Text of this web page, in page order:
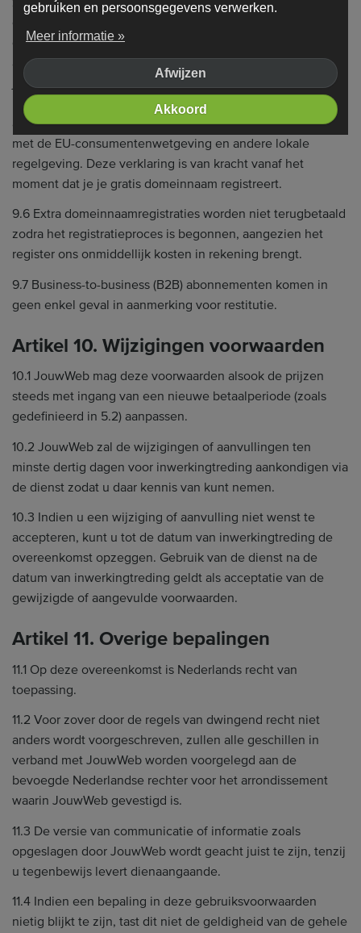
domeinnaam te registreren als onderdeel van je
abonnement of een eigen domeinnaam te koppelen, erken
je en ga je ermee akkoord dat we onmiddellijk beginnen
met het leveren van diensten, en doe je uitdrukkelijk
afstand van je recht op terugtrekking in overeenstemming
met de EU-consumentenwetgeving en andere lokale
regelgeving. Deze verklaring is van kracht vanaf het
moment dat je je gratis domeinnaam registreert.
9.6 Extra domeinnaamregistraties worden niet terugbetaald
zodra het registratieproces is begonnen, aangezien het
register ons onmiddellijk kosten in rekening brengt.
9.7 Business-to-business (B2B) abonnementen komen in
geen enkel geval in aanmerking voor restitutie.
Artikel 10. Wijzigingen voorwaarden
10.1 JouwWeb mag deze voorwaarden alsook de prijzen
steeds met ingang van een nieuwe betaalperiode (zoals
gedefinieerd in 5.2) aanpassen.
10.2 JouwWeb zal de wijzigingen of aanvullingen ten
minste dertig dagen voor inwerkingtreding aankondigen via
de dienst zodat u daar kennis van kunt nemen.
10.3 Indien u een wijziging of aanvulling niet wenst te
accepteren, kunt u tot de datum van inwerkingtreding de
overeenkomst opzeggen. Gebruik van de dienst na de
datum van inwerkingtreding geldt als acceptatie van de
gewijzigde of aangevulde voorwaarden.
Artikel 11. Overige bepalingen
11.1 Op deze overeenkomst is Nederlands recht van
toepassing.
11.2 Voor zover door de regels van dwingend recht niet
anders wordt voorgeschreven, zullen alle geschillen in
verband met JouwWeb worden voorgelegd aan de
bevoegde Nederlandse rechter voor het arrondissement
waarin JouwWeb gevestigd is.
11.3 De versie van communicatie of informatie zoals
opgeslagen door JouwWeb wordt geacht juist te zijn, tenzij
u tegenbewijs levert dienaangaande.
11.4 Indien een bepaling in deze gebruiksvoorwaarden
nietig blijkt te zijn, tast dit niet de geldigheid van de gehele
gebruiken en persoonsgegevens verwerken.
Meer informatie »
Afwijzen
Akkoord